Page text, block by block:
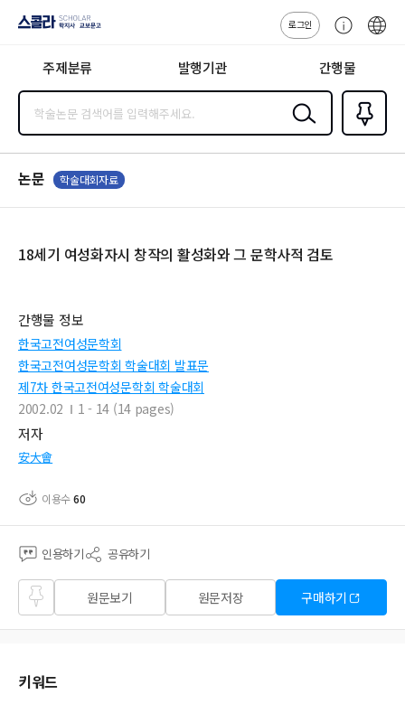
지사·교보문고
로그인
센
주제분류 발행기관 간행물
검색
즐겨찾
기0
논문 학술대회자료
18세기 여성화자시 창작의 활성화와 그 문학사적 검토
간행물 정보
한국고전여성문학회
한국고전여성문학회 학술대회 발표문
제7차 한국고전여성문학회 학술대회
2002.02
1 - 14 (14 pages)
저자
安大會
이용수60
인용하기 공유하기
즐겨
찾기
원문보기 원문저장 구매하기
키워드